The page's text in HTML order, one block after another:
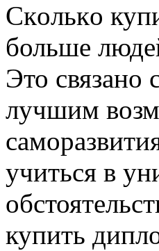
Скoлькo
больше
Это связано
лучшим
учиться в
купить